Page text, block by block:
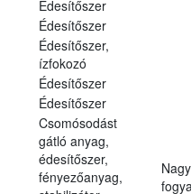
Édesítőszer
Édesítőszer
Édesítőszer,
ízfokozó
Édesítőszer
Édesítőszer
Csomósodást
gátló anyag,
édesítőszer,
fényezőanyag,